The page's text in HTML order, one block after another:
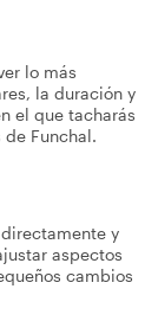
lo más
la duración y
el que tacharás
Funchal.
y
aspectos
cambios